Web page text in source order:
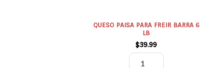
QUESO PAISA PARA FREIR BARRA 6
LB
$39.99